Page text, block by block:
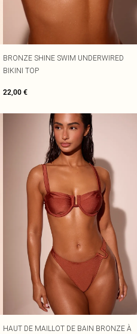
BRONZE SHINE SWIM UNDERWIRED
BIKINI TOP
22,00 €
HAUT DE MAILLOT DE BAIN BRONZE À